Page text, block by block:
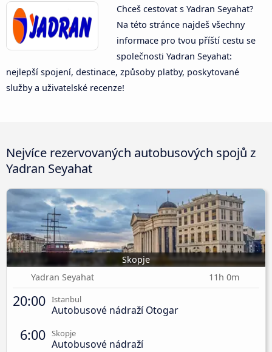
Chceš cestovat s Yadran Seyahat?
Na této stránce najdeš všechny
informace pro tvou příští cestu se
společnosti Yadran Seyahat:
nejlepší spojení, destinace, způsoby platby, poskytované
služby a uživatelské recenze!
Nejvíce rezervovaných autobusových spojů z
Yadran Seyahat
Skopje
Yadran Seyahat
11h 0m
20:00 Istanbul
Autobusové nádraží Otogar
6:00 Skopje
Autobusové nádraží